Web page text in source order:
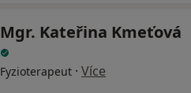
Mgr. Kateřina Kmeťová
Fyzioterapeut · Více